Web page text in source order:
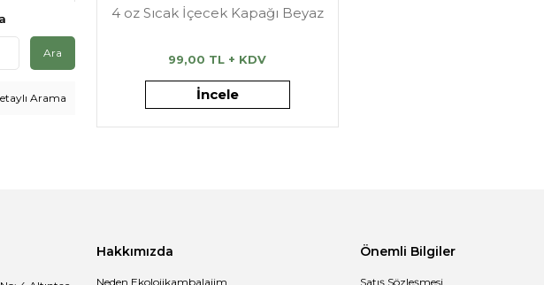
Ara
Arama
4 oz Sıcak İçecek Kapağı Beyaz
99,00 TL + KDV
İncele
Hakkımızda
Neden Ekolojikambalajim
Önemli Bilgiler
Satış Sözleşmesi